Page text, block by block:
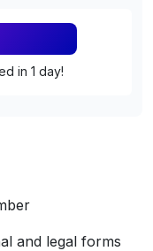
in 1 day!
and legal forms